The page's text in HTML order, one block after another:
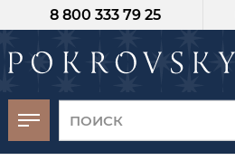
8 800 333 79 25
-30%
от 15 дней с
момента оплаты